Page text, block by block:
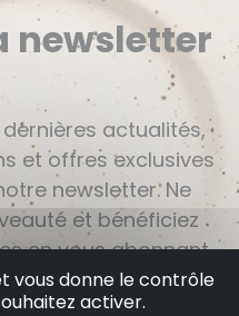
newsletter
actualités,
et offres exclusives
newsletter. Ne
et bénéficiez
en vous abonnant
vous donne le contrôle
activer.